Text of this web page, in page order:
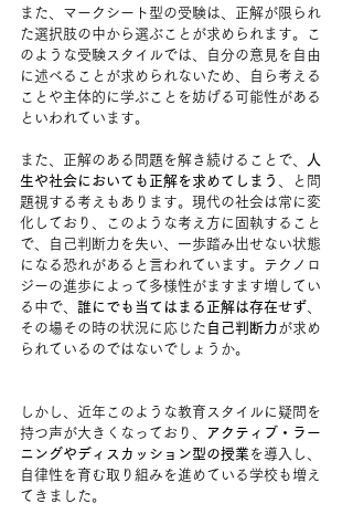
また、マークシート型の受験は、正解が限られ
た選択肢の中から選ぶことが求められます。こ
のような受験スタイルでは、自分の意見を自由
に述べることが求められないため、自ら考える
ことや主体的に学ぶことを妨げる可能性がある
といわれています。
また、正解のある問題を解き続けることで、
人
生や社会においても正解を求めてしまう
、と問
題視する考えもあります。現代の社会は常に変
化しており、このような考え方に固執すること
で、自己判断力を失い、一歩踏み出せない状態
になる恐れがあると言われています。テクノロ
ジーの進歩によって多様性がますます増してい
る中で、 誰にでも当てはまる正解は存在せず
その場その時の状況に応じた 自己判断力が求め
られているのではないでしょうか。
しかし、近年このような教育スタイルに疑問を
持つ声が大きくなっており、
アクティブ・ラー
ニングやディスカッション型の授業 を導入し、
自律性を育む取り組みを進めている学校も増え
てきました。